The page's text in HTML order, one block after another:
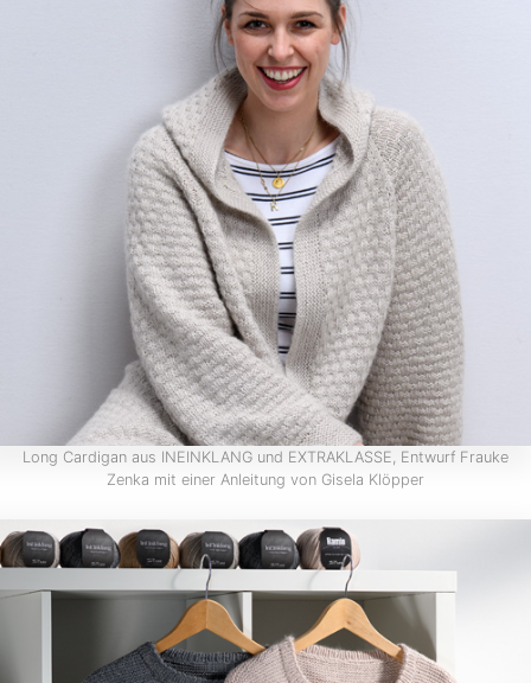
Long Cardigan aus INEINKLANG und EXTRAKLASSE, Entwurf Frauke
Zenka mit einer Anleitung von Gisela Klöpper